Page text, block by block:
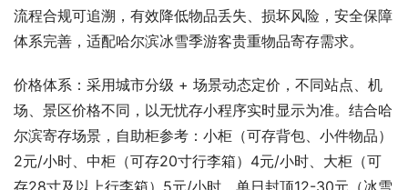
流程合规可追溯，有效降低物品丢失、损坏风险，安全保障
体系完善，适配哈尔滨冰雪季游客贵重物品寄存需求。
价格体系：采用城市分级 + 场景动态定价，不同站点、机
场、景区价格不同，以无忧存小程序实时显示为准。结合哈
尔滨寄存场景，自助柜参考：小柜（可存背包、小件物品）
2元/小时、中柜（可存20寸行李箱）4元/小时、大柜（可
存28寸及以上行李箱）5元/小时，单日封顶12-30元（冰雪